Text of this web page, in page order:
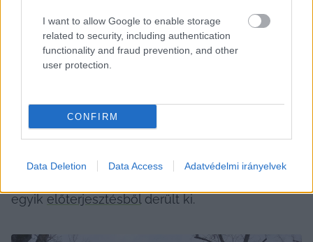
I want to allow Google to enable storage
related to security, including authentication
functionality and fraud prevention, and other
user protection.
CONFIRM
Data Deletion Data Access Adatvédelmi irányelvek
A heti átlag 30 óra meg is van (31), viszont
pénteken (és hétvégén) továbbra sincs rendelés.
Az Országos Sportegészségügyi Intézet (OSI)
megkereste az önkormányzatot, hogy a megyei
sportorvosi működéshez rendelőre lenne
egyik előterjesztésből derült ki.